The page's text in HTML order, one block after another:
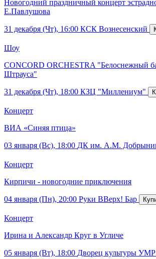
Новогодний праздничный концерт
Е.Павлушова
31 декабря (Чт), 16:00 КСК Вознесенский
Шоу
CONCORD ORCHESTRA "Белоснежный
Штрауса"
31 декабря (Чт), 18:00 КЗЦ "Миллениум"
Концерт
ВИА «Синяя птица»
03 января (Вс), 18:00 ДК им. А.М.
Концерт
Кирпичи - новогодние приключения
04 января (Пн), 20:00 Руки ВВерх! Бар
Концерт
Ирина и Александр Круг в Угличе
05 января (Вт), 18:00 Дворец культуры УМР